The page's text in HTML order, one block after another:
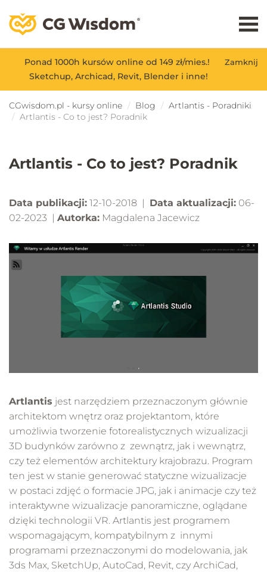
Zamknij
Ponad 1000h kursów online od 149 zł/mies.!
Sketchup, Archicad, Revit, Blender i inne!
CGwisdom.pl - kursy online Blog
Artlantis - Poradniki
Artlantis - Co to jest? Poradnik
Artlantis - Co to jest? Poradnik
Data publikacji: 12-10-2018 | Data aktualizacji: 06-
02-2023 | Autorka: Magdalena Jacewicz
Artlantis jest narzędziem przeznaczonym głównie
architektom wnętrz oraz projektantom, które
umożliwia tworzenie fotorealistycznych wizualizacji
3D budynków zarówno z zewnątrz, jak i wewnątrz,
czy też elementów architektury krajobrazu. Program
ten jest w stanie generować statyczne wizualizacje
w postaci zdjęć o formacie JPG, jak i animacje czy też
interaktywne wizualizacje panoramiczne, oglądane
dzięki technologii VR. Artlantis jest programem
wspomagającym, kompatybilnym z innymi
programami przeznaczonymi do modelowania, jak
3ds Max, SketchUp, AutoCad, Revit, czy ArchiCad,